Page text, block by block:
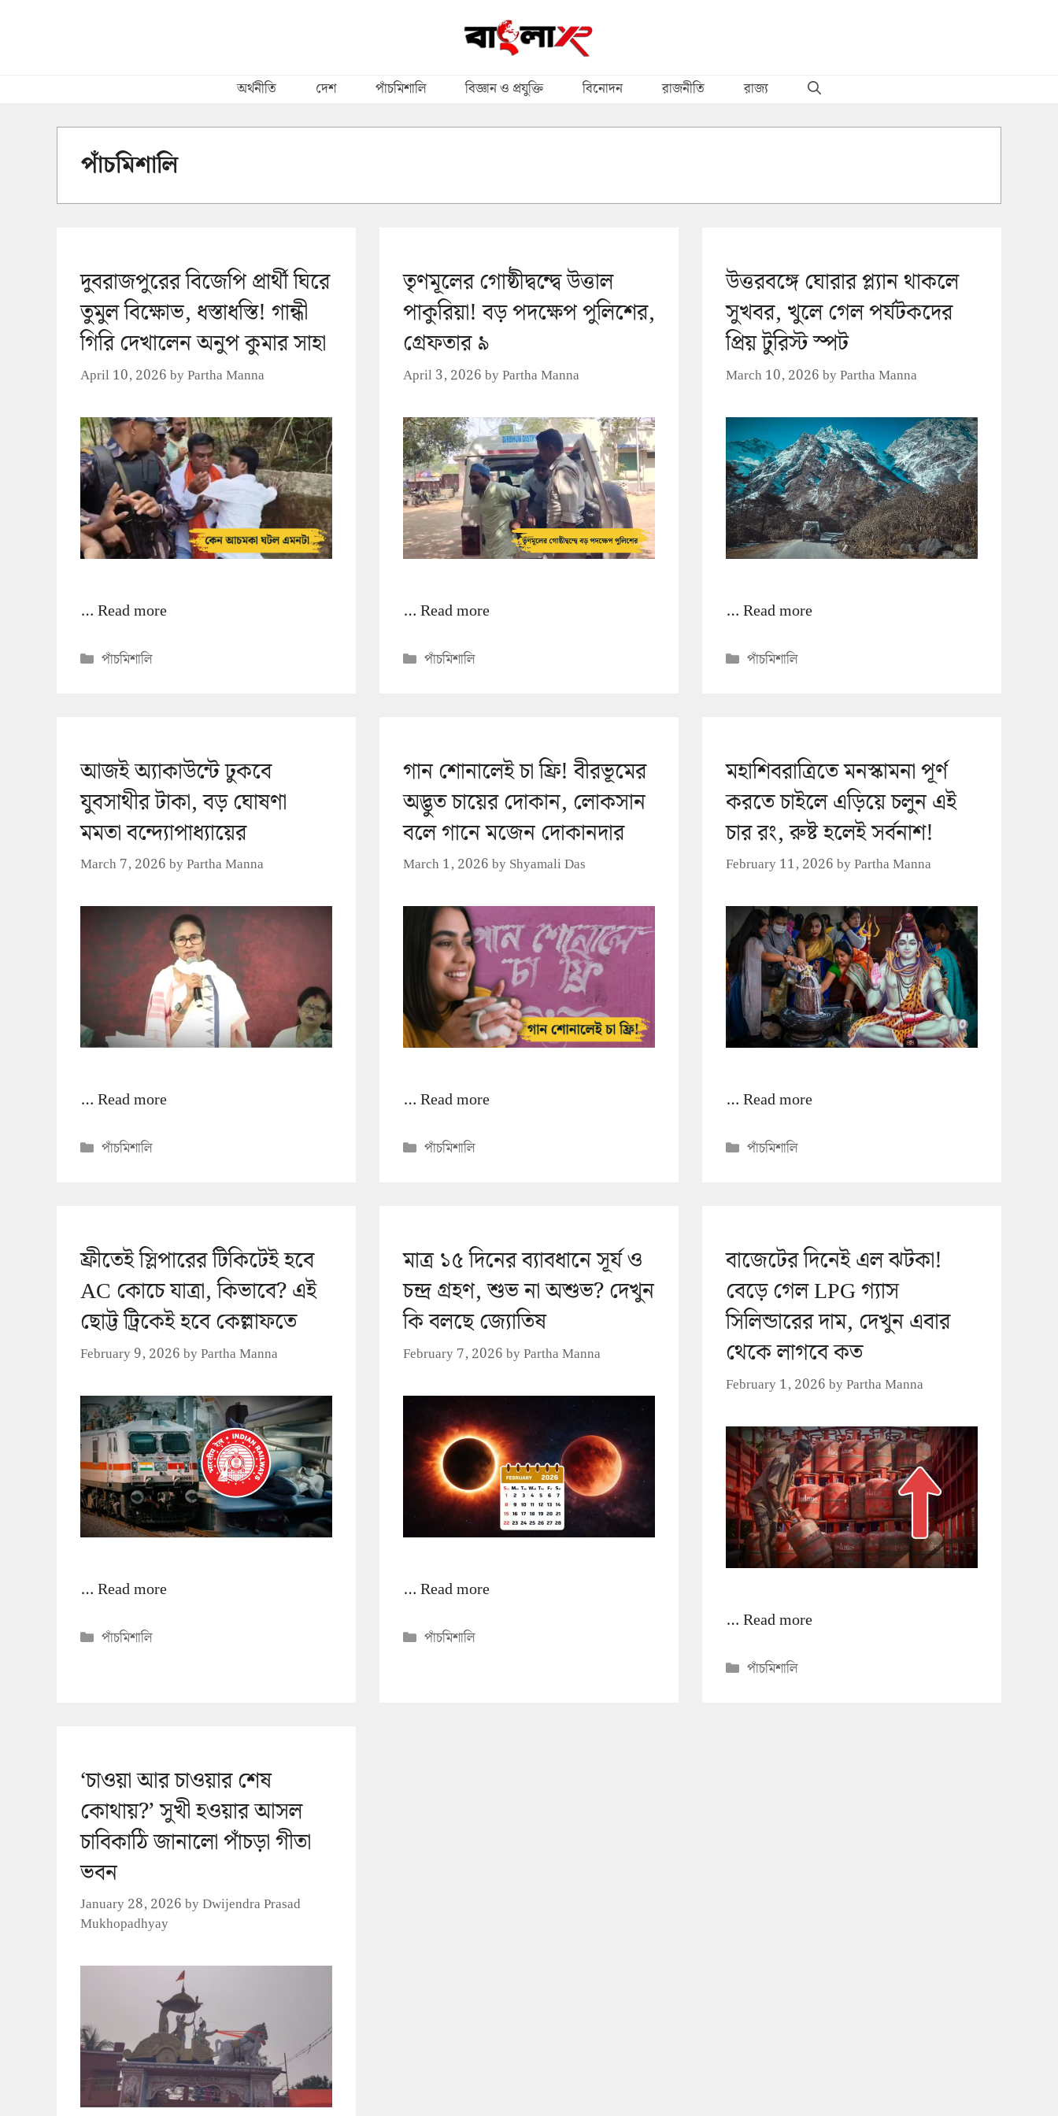
অর্থনীতি দেশ পাঁচমিশালি বিজ্ঞান ও প্রযুক্তি বিনোদন রাজনীতি রাজ্য
পাঁচমিশালি
দুবরাজপুরের বিজেপি প্রার্থী ঘিরে
তুমুল বিক্ষোভ, ধস্তাধস্তি! গান্ধী
গিরি দেখালেন অনুপ কুমার সাহা
April 10, 2026byPartha Manna
…Read more
Categories
পাঁচমিশালি
তৃণমূলের গোষ্ঠীদ্বন্দ্বে উত্তাল
পাকুরিয়া! বড় পদক্ষেপ পুলিশের,
গ্রেফতার ৯
April 3, 2026byPartha Manna
…Read more
Categories
পাঁচমিশালি
উত্তরবঙ্গে ঘোরার প্ল্যান থাকলে
সুখবর, খুলে গেল পর্যটকদের
প্রিয় টুরিস্ট স্পট
March 10, 2026byPartha Manna
…Read more
Categories
পাঁচমিশালি
আজই অ্যাকাউন্টে ঢুকবে
যুবসাথীর টাকা, বড় ঘোষণা
মমতা বন্দ্যোপাধ্যায়ের
March 7, 2026byPartha Manna
…Read more
Categories
পাঁচমিশালি
গান শোনালেই চা ফ্রি! বীরভূমের
অদ্ভুত চায়ের দোকান, লোকসান
বলে গানে মজেন দোকানদার
March 1, 2026byShyamali Das
…Read more
Categories
পাঁচমিশালি
মহাশিবরাত্রিতে মনস্কামনা পূর্ণ
করতে চাইলে এড়িয়ে চলুন এই
চার রং, রুষ্ট হলেই সর্বনাশ!
February 11, 2026byPartha Manna
…Read more
Categories
পাঁচমিশালি
ফ্রীতেই স্লিপারের টিকিটেই হবে
AC কোচে যাত্রা, কিভাবে? এই
ছোট্ট ট্রিকেই হবে কেল্লাফতে
February 9, 2026byPartha Manna
…Read more
Categories
পাঁচমিশালি
মাত্র ১৫ দিনের ব্যাবধানে সূর্য ও
চন্দ্র গ্রহণ, শুভ না অশুভ? দেখুন
কি বলছে জ্যোতিষ
February 7, 2026byPartha Manna
…Read more
Categories
পাঁচমিশালি
বাজেটের দিনেই এল ঝটকা!
বেড়ে গেল LPG গ্যাস
সিলিন্ডারের দাম, দেখুন এবার
থেকে লাগবে কত
February 1, 2026byPartha Manna
…Read more
Categories
পাঁচমিশালি
‘চাওয়া আর চাওয়ার শেষ
কোথায়?’ সুখী হওয়ার আসল
চাবিকাঠি জানালো পাঁচড়া গীতা
ভবন
January 28, 2026byDwijendra Prasad
Mukhopadhyay